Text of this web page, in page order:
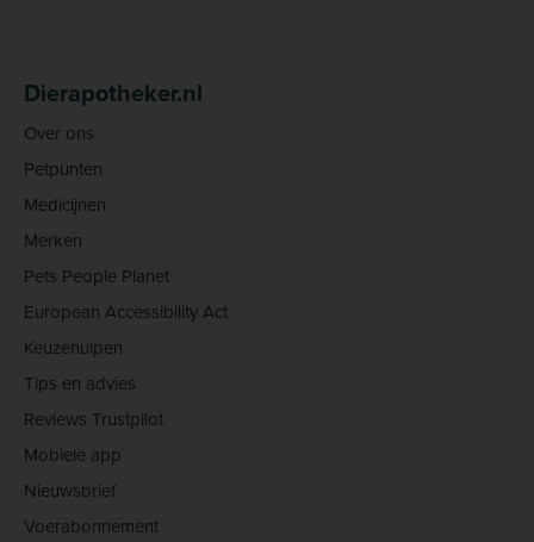
Dierapotheker.nl
Over ons
Petpunten
Medicijnen
Merken
Pets People Planet
European Accessibility Act
Keuzehulpen
Tips en advies
Reviews Trustpilot
Mobiele app
Nieuwsbrief
Voerabonnement